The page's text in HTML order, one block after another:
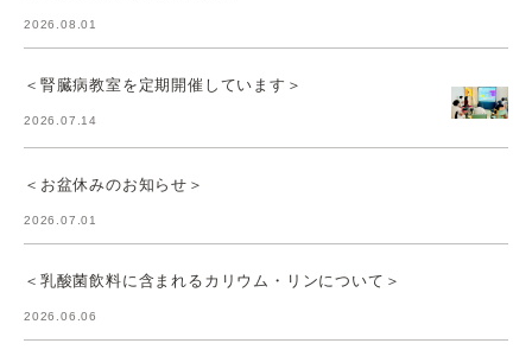
2026.08.01
＜腎臓病教室を定期開催しています＞
2026.07.14
＜お盆休みのお知らせ＞
2026.07.01
＜乳酸菌飲料に含まれるカリウム・リンについて＞
2026.06.06